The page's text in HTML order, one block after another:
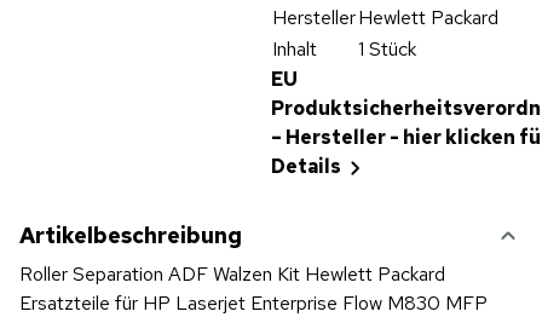
HerstellerHewlett Packard
Inhalt
1 Stück
EU
– Hersteller - hier klicken
Details
Artikelbeschreibung
Roller Separation ADF Walzen Kit Hewlett Packard
Ersatzteile für HP Laserjet Enterprise Flow M830 MFP